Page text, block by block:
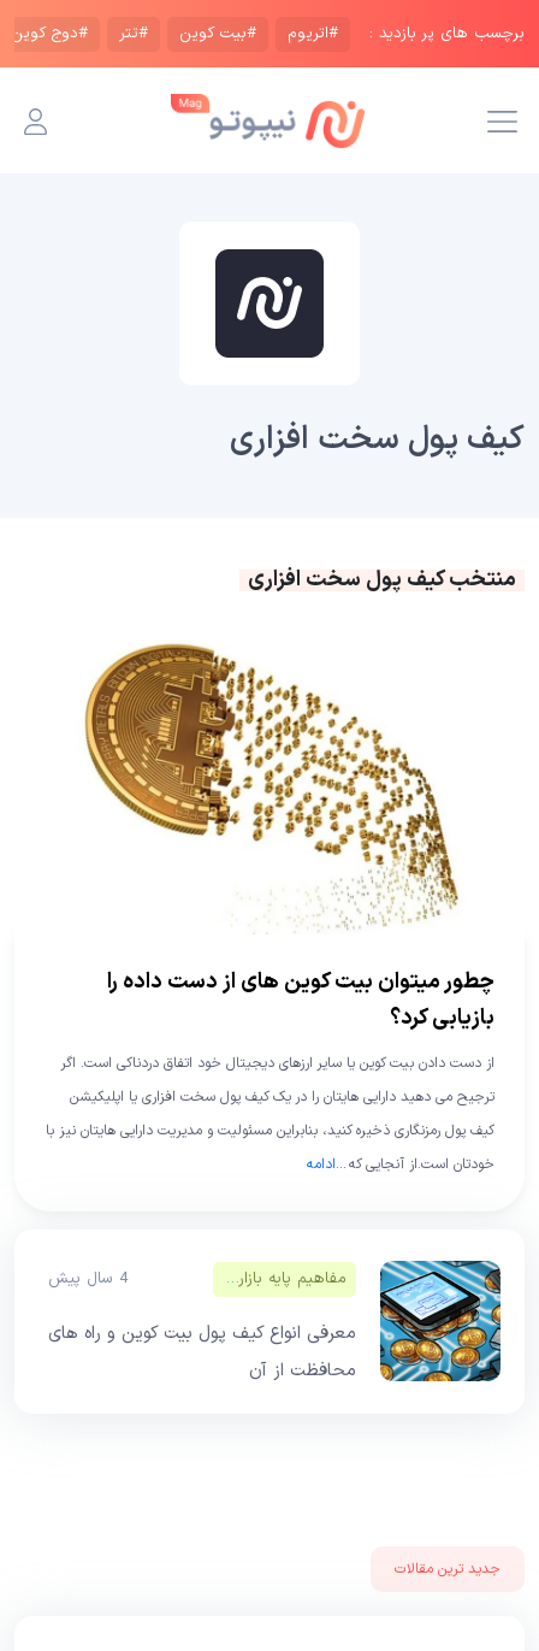
برچسب های پر بازدید : #اتریوم #بیت کوین #تتر #دوج کوین
کیف پول سخت افزاری
منتخب کیف پول سخت افزاری
چطور میتوان بیت کوین های از دست داده را
بازیابی کرد؟
از دست دادن بیت کوین یا سایر ارزهای دیجیتال خود اتفاق دردناکی است. اگر
ترجیح می دهید دارایی هایتان را در یک کیف پول سخت افزاری یا اپلیکیشن
کیف پول رمزنگاری ذخیره کنید، بنابراین مسئولیت و مدیریت دارایی هایتان نیز با
خودتان است.از آنجایی که...ادامه
مفاهیم پایه بازار‌های مالی 4 سال پیش
معرفی انواع کیف پول بیت کوین و راه های
محافظت از آن
جدید ترین مقالات